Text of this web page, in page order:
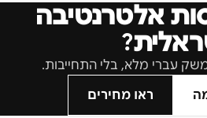
אלטרנטיבה
ראו מחירים